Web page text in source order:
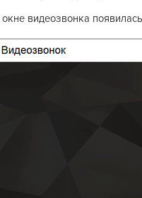
окне видеозвонка